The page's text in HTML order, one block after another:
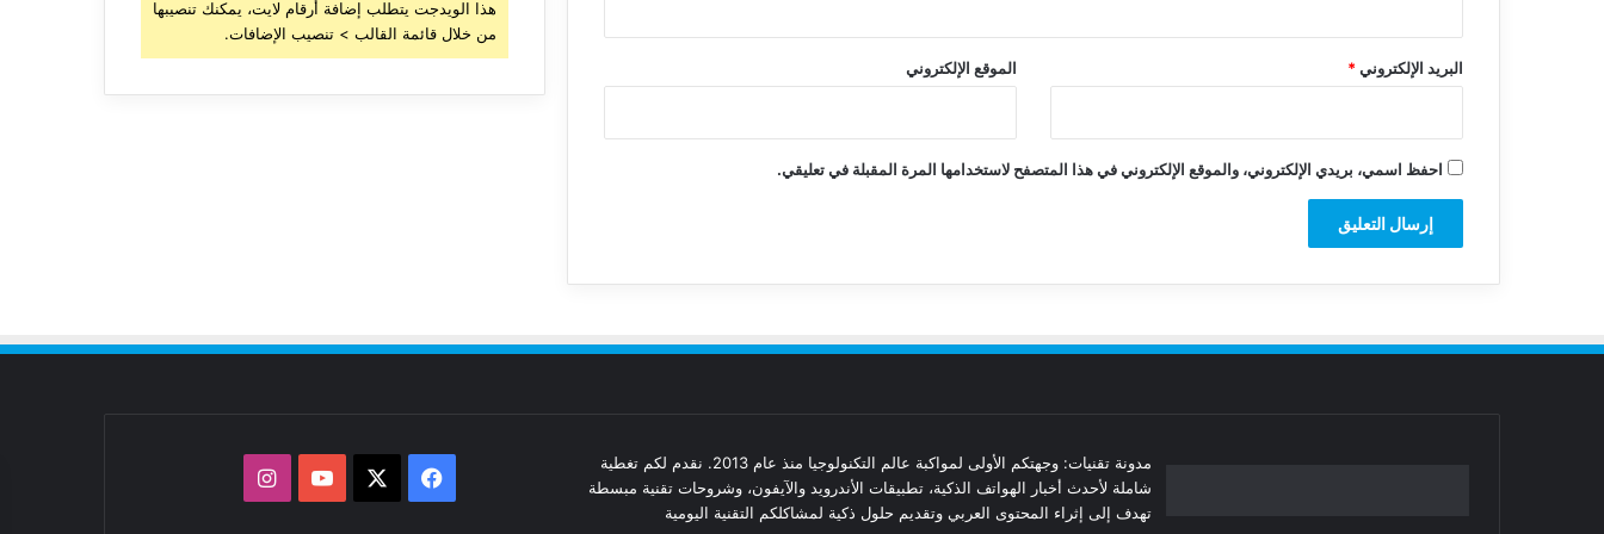
البريد الإلكتروني* الموقع الإلكتروني
احفظ اسمي، بريدي الإلكتروني، والموقع الإلكتروني في هذا المتصفح لاستخدامها المرة المقبلة في تعليقي.
هذا الويدجت يتطلب إضافة أرقام لايت، يمكنك تنصيبها
من خلال قائمة القالب > تنصيب الإضافات.
مدونة تقنيات: وجهتكم الأولى لمواكبة عالم التكنولوجيا منذ عام 2013. نقدم لكم تغطية
شاملة لأحدث أخبار الهواتف الذكية، تطبيقات الأندرويد والآيفون، وشروحات تقنية مبسطة
تهدف إلى إثراء المحتوى العربي وتقديم حلول ذكية لمشاكلكم التقنية اليومية
فيسبوك ‫YouTubeانستقرام